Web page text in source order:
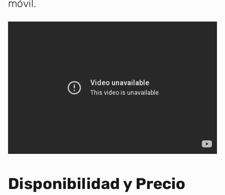
móvil.
Disponibilidad y Precio